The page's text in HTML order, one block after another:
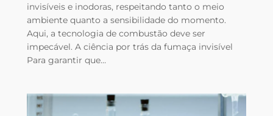
invisíveis e inodoras, respeitando tanto o meio
ambiente quanto a sensibilidade do momento.
Aqui, a tecnologia de combustão deve ser
impecável. A ciência por trás da fumaça invisível
Para garantir que…